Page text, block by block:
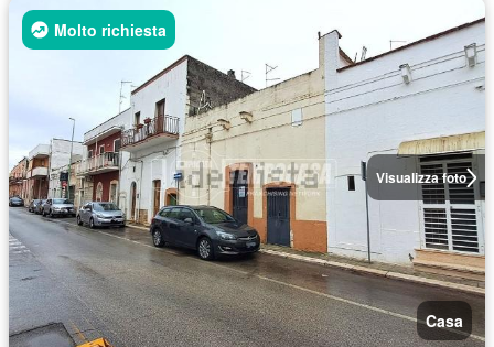
Visualizza foto
Molto richiesta
Casa